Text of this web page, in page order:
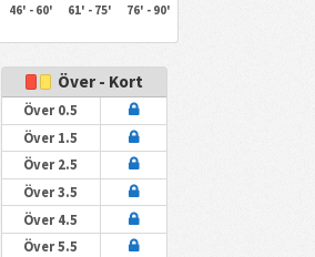
46' - 60' 61' - 75' 76' - 90'
Över - Kort
Över 0.5
Över 1.5
Över 2.5
Över 3.5
Över 4.5
Över 5.5